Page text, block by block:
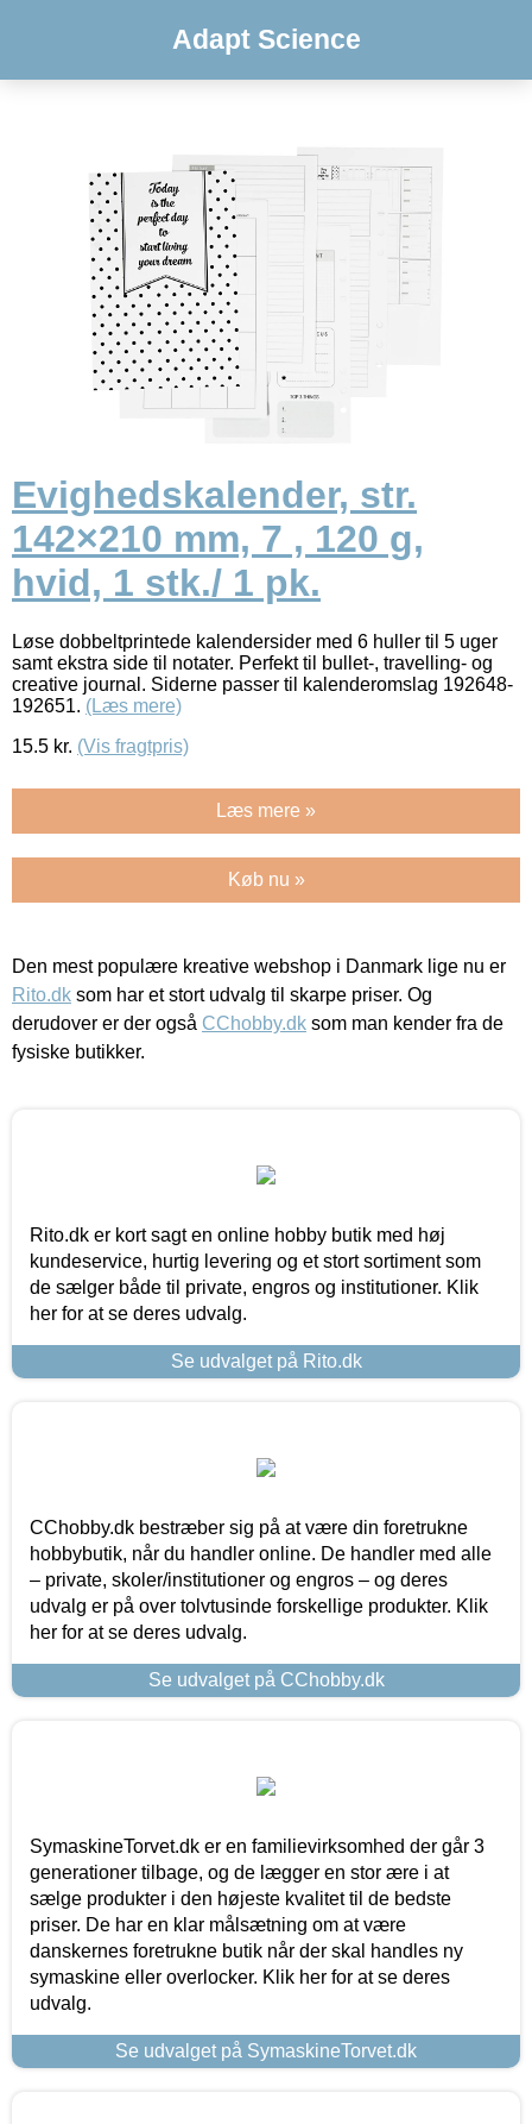
Adapt Science
Evighedskalender, str.
142×210 mm, 7 , 120 g,
hvid, 1 stk./ 1 pk.
Løse dobbeltprintede kalendersider med 6 huller til 5 uger
samt ekstra side til notater. Perfekt til bullet-, travelling- og
creative journal. Siderne passer til kalenderomslag 192648-
192651. (Læs mere)
15.5 kr. (Vis fragtpris)
Læs mere »
Køb nu »
Den mest populære kreative webshop i Danmark lige nu er
Rito.dk som har et stort udvalg til skarpe priser. Og
derudover er der også CChobby.dk som man kender fra de
fysiske butikker.
Rito.dk er kort sagt en online hobby butik med høj
kundeservice, hurtig levering og et stort sortiment som
de sælger både til private, engros og institutioner. Klik
her for at se deres udvalg.
Se udvalget på Rito.dk
CChobby.dk bestræber sig på at være din foretrukne
hobbybutik, når du handler online. De handler med alle
– private, skoler/institutioner og engros – og deres
udvalg er på over tolvtusinde forskellige produkter. Klik
her for at se deres udvalg.
Se udvalget på CChobby.dk
SymaskineTorvet.dk er en familievirksomhed der går 3
generationer tilbage, og de lægger en stor ære i at
sælge produkter i den højeste kvalitet til de bedste
priser. De har en klar målsætning om at være
danskernes foretrukne butik når der skal handles ny
symaskine eller overlocker. Klik her for at se deres
udvalg.
Se udvalget på SymaskineTorvet.dk